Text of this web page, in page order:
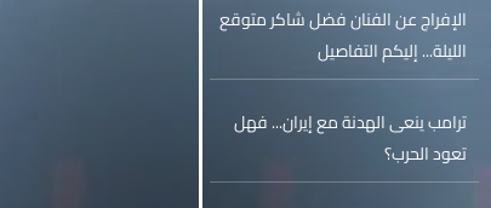
الإفراج عن الفنان فضل شاكر متوقع
الليلة... إليكم التفاصيل
ترامب ينعى الهدنة مع إيران... فهل
تعود الحرب؟